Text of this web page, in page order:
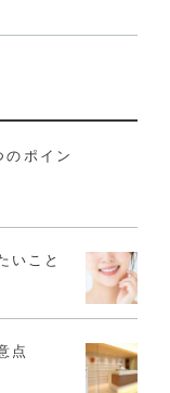
のポイン
いこと
点